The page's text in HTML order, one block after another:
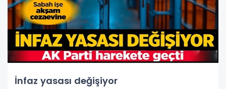
İnfaz yasası değişiyor